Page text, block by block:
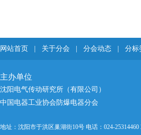
网站首页 关于分会 分会动态 分标
主办单位
沈阳电气传动研究所（有限公司）
中国电器工业协会防爆电器分会
地址：沈阳市于洪区巢湖街10号 电话：024-25314460